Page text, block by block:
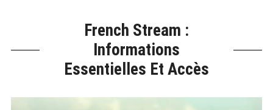
French Stream :
Informations
Essentielles Et Accès